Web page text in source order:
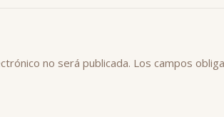
no será publicada. Los campos